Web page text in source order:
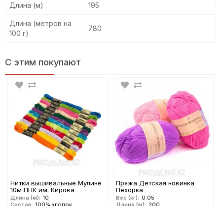
Длина (м) 195
Длина (метров на
100 г)
780
С этим покупают
Нитки вышивальные Мулине
10м ПНК им. Кирова
Длина (м): 10
Пряжа Детская новинка
Пехорка
Вес (кг): 0.05